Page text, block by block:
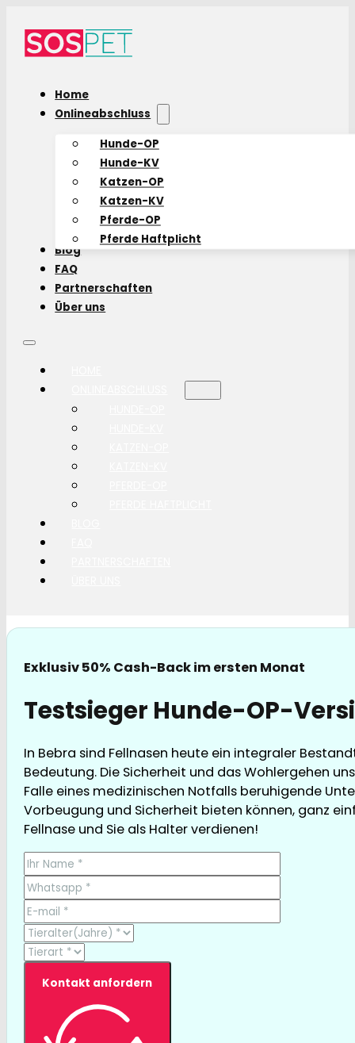
Home
Onlineabschluss
Hunde-OP
Hunde-KV
Katzen-OP
Katzen-KV
Pferde-OP
Pferde Haftplicht
Blog
FAQ
Partnerschaften
Über uns
Exklusiv 50% Cash-Back im ersten Monat
Testsieger Hunde-OP-
In Bebra sind Fellnasen heute ein integraler
Bedeutung. Die Sicherheit und das Wohlergehen
Falle eines medizinischen Notfalls beruhigende
Vorbeugung und Sicherheit bieten können, ganz
Fellnase und Sie als Halter verdienen!
Kontakt anfordern